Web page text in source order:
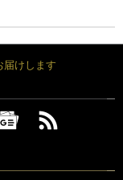
届けします